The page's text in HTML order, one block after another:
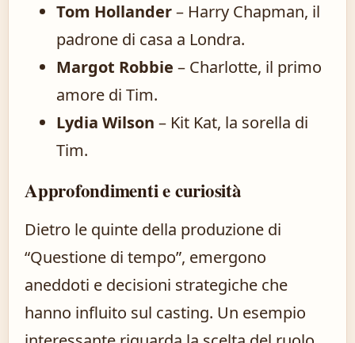
Tom Hollander– Harry Chapman, il
padrone di casa a Londra.
Margot Robbie – Charlotte, il primo
amore di Tim.
Lydia Wilson – Kit Kat, la sorella di
Tim.
Approfondimenti e curiosità
Dietro le quinte della produzione di
“Questione di tempo”, emergono
aneddoti e decisioni strategiche che
hanno influito sul casting. Un esempio